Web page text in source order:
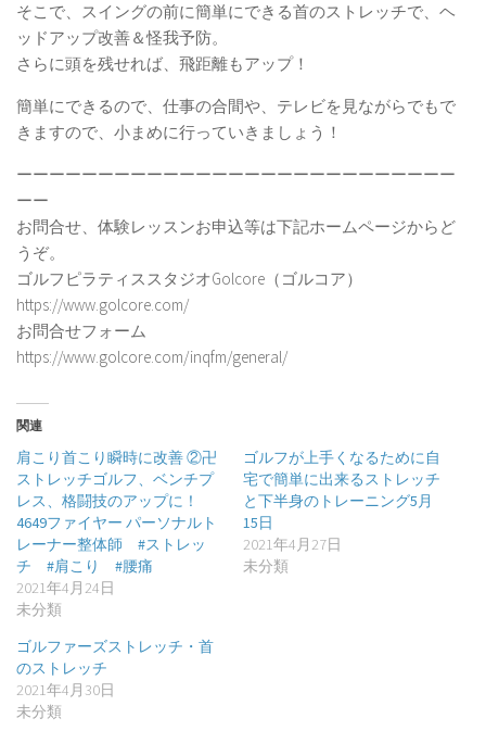
そこで、スイングの前に簡単にできる首のストレッチで、ヘ
ッドアップ改善＆怪我予防。
さらに頭を残せれば、飛距離もアップ！
簡単にできるので、仕事の合間や、テレビを見ながらでもで
きますので、小まめに行っていきましょう！
ーーーーーーーーーーーーーーーーーーーーーーーーーーー
ーー
お問合せ、体験レッスンお申込等は下記ホームページからど
うぞ。
ゴルフピラティススタジオGolcore（ゴルコア）
https://www.golcore.com/
お問合せフォーム
https://www.golcore.com/inqfm/general/
関連
肩こり首こり瞬時に改善 ②卍
ストレッチゴルフ、ベンチプ
レス、格闘技のアップに！
4649ファイヤー パーソナルト
レーナー整体師 #ストレッ
チ #肩こり #腰痛
2021年4月24日
未分類
ゴルフが上手くなるために自
宅で簡単に出来るストレッチ
と下半身のトレーニング5月
15日
2021年4月27日
未分類
ゴルファーズストレッチ・首
のストレッチ
2021年4月30日
未分類